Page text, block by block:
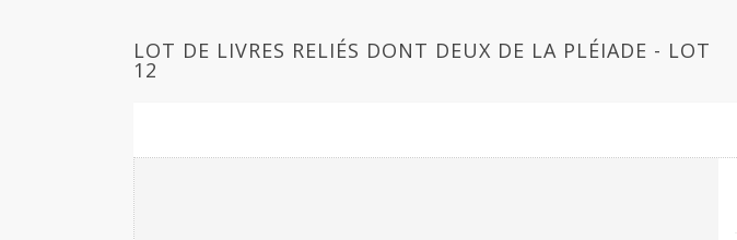
LOT DE LIVRES RELIÉS DONT DEUX DE LA PLÉIADE - LOT
12